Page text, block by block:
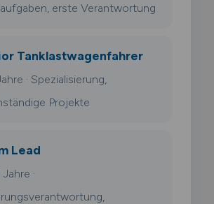
erste Verantwortung
Tanklastwagenfahrer
· Spezialisierung,
Projekte
Lead
·